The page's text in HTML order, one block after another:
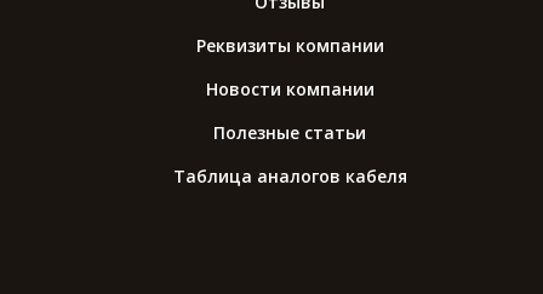
Реквизиты компании
Новости компании
Полезные статьи
Таблица аналогов кабеля